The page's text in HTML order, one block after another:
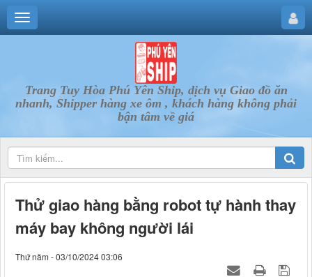
Trang Tuy Hòa Phú Yên Ship, dịch vụ Giao đồ ăn
nhanh, Shipper hàng xe ôm , khách hàng không phải
bận tâm về giá
Thử giao hàng bằng robot tự hành thay
máy bay không người lái
Thứ năm - 03/10/2024 03:06